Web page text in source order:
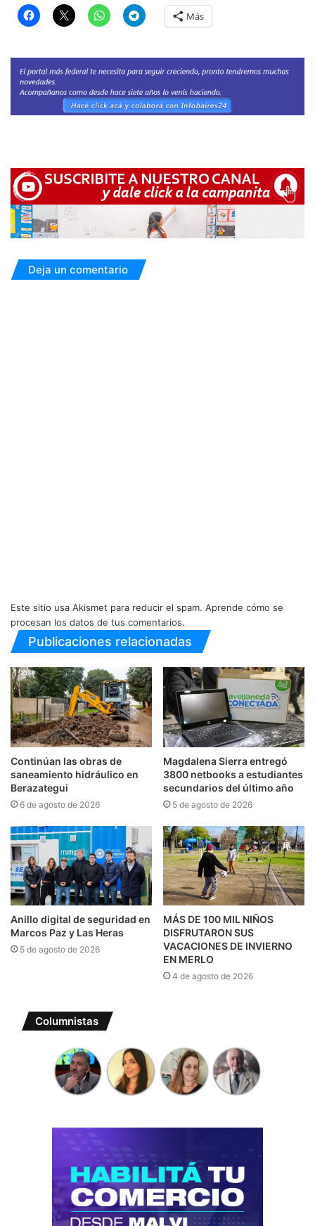
Más
Deja un comentario
Este sitio usa Akismet para reducir el spam. Aprende cómo se
procesan los datos de tus comentarios.
Publicaciones relacionadas
Continúan las obras de
saneamiento hidráulico en
Berazategui
6 de agosto de 2026
Magdalena Sierra entregó
3800 netbooks a estudiantes
secundarios del último año
5 de agosto de 2026
Anillo digital de seguridad en
Marcos Paz y Las Heras
5 de agosto de 2026
MÁS DE 100 MIL NIÑOS
DISFRUTARON SUS
VACACIONES DE INVIERNO
EN MERLO
4 de agosto de 2026
Columnistas